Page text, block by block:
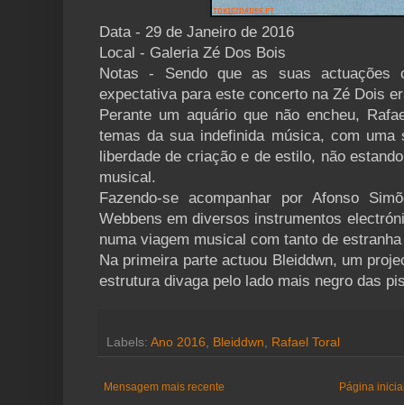
Data - 29 de Janeiro de 2016
Local - Galeria Zé Dos Bois
Notas - Sendo que as suas
expectativa para este concerto na Zé Dois
Perante um aquário que não encheu,
temas da sua indefinida música, com uma
liberdade de criação e de estilo, não
musical.
Fazendo-se acompanhar por Afonso
Webbens em diversos instrumentos
numa viagem musical com tanto de
Na primeira parte actuou Bleiddwn, um
estrutura divaga pelo lado mais negro das
Labels: Ano 2016, Bleiddwn, Rafael Toral
Mensagem mais recente Página